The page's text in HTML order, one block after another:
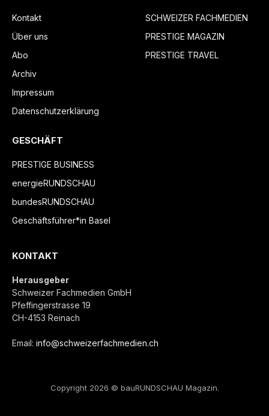
Kontakt
Über uns
Abo
Archiv
Impressum
Datenschutzerklärung
SCHWEIZER FACHMEDIEN
PRESTIGE MAGAZIN
PRESTIGE TRAVEL
GESCHÄFT
PRESTIGE BUSINESS
energieRUNDSCHAU
bundesRUNDSCHAU
Geschäftsführer*in Basel
KONTAKT
Herausgeber
Schweizer Fachmedien GmbH
Pfeffingerstrasse 19
CH-4153 Reinach
Email: info@schweizerfachmedien.ch
Copyright 2026 © bauRUNDSCHAU Magazin.